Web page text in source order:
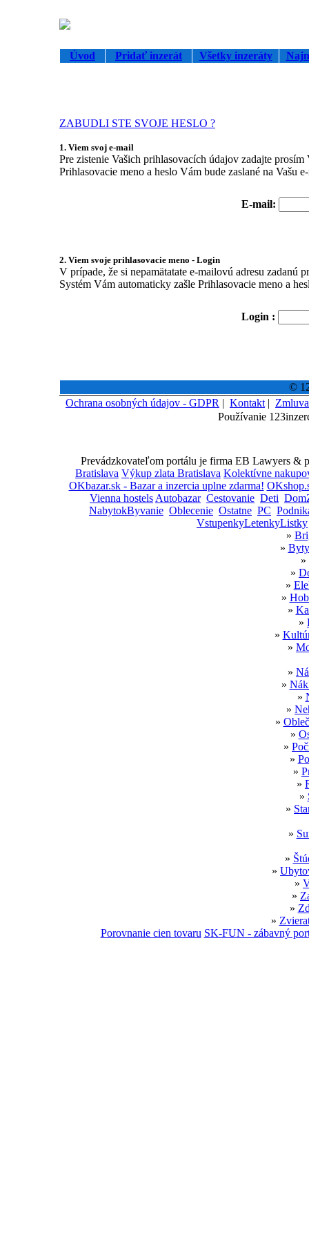
Úvod Pridať inzerát Všetky inzeráty
ZABUDLI STE SVOJE HESLO ?
1. Viem svoj e-mail
Pre zistenie Vašich prihlasovacích údajov zadajte
Prihlasovacie meno a heslo Vám bude zaslané na Vašu
E-mail:
2. Viem svoje prihlasovacie meno - Login
V prípade, že si nepamätatate e-mailovú adresu zadanú
Systém Vám automaticky zašle Prihlasovacie meno a
Login :
©
Ochrana osobných údajov - GDPR | Kontakt | Zmluva
Používanie
Prevádzkovateľom portálu je firma EB Lawyers &
Bratislava Výkup zlata Bratislava Kolektívne
OKbazar.sk - Bazar a inzercia uplne zdarma!
Vienna hostels Autobazar Cestovanie Deti
NabytokByvanie Oblecenie Ostatne PC
VstupenkyLetenkyListky
»
»
»
»
»
»
»
»
»
»
»
»
»
»
»
»
»
»
»
»
»
»
»
»
»
»
»
»
»
Porovnanie cien tovaru SK-FUN - zábavný